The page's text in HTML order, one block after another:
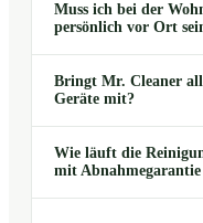
Muss ich bei der
persönlich vor Ort
Bringt Mr. Cleaner
Geräte mit?
Wie läuft die
mit Abnahmegarantie